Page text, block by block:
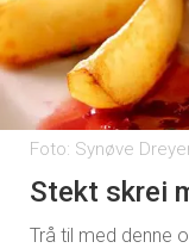
Foto: Synøve
Stekt skrei
Trå til med denne